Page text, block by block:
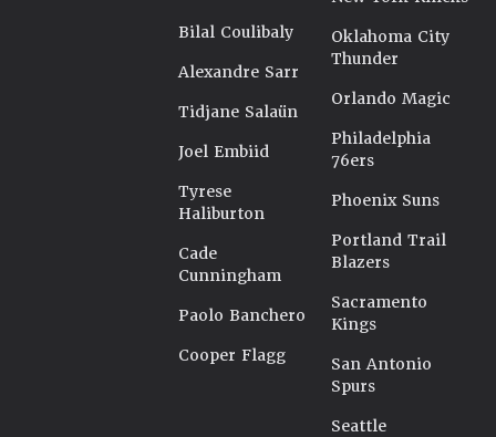
Bilal Coulibaly
Alexandre Sarr
Tidjane Salaün
Joel Embiid
Tyrese
Haliburton
Cade
Cunningham
Paolo Banchero
Cooper Flagg
Oklahoma City
Thunder
Orlando Magic
Philadelphia
76ers
Phoenix Suns
Portland Trail
Blazers
Sacramento
Kings
San Antonio
Spurs
Seattle